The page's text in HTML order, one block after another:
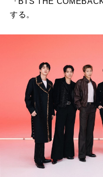
する。